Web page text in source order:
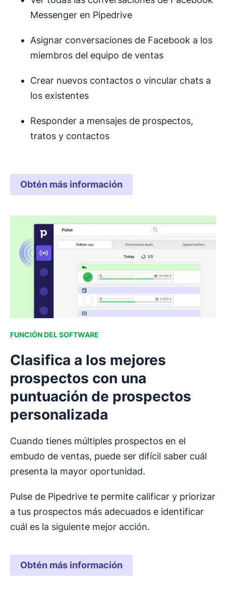
Messenger en Pipedrive
Asignar conversaciones de Facebook a los
miembros del equipo de ventas
Crear nuevos contactos o vincular chats a
los existentes
Responder a mensajes de prospectos,
tratos y contactos
Obtén más información
FUNCIÓN DEL SOFTWARE
Clasifica a los mejores
prospectos con una
puntuación de prospectos
personalizada
Cuando tienes múltiples prospectos en el
embudo de ventas, puede ser difícil saber cuál
presenta la mayor oportunidad.
Pulse de Pipedrive te permite calificar y priorizar
a tus prospectos más adecuados e identificar
cuál es la siguiente mejor acción.
Obtén más información